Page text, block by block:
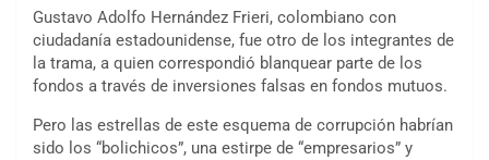
Gustavo Adolfo Hernández Frieri, colombiano con
ciudadanía estadounidense, fue otro de los integrantes de
la trama, a quien correspondió blanquear parte de los
fondos a través de inversiones falsas en fondos mutuos.
Pero las estrellas de este esquema de corrupción habrían
sido los “bolichicos”, una estirpe de “empresarios” y